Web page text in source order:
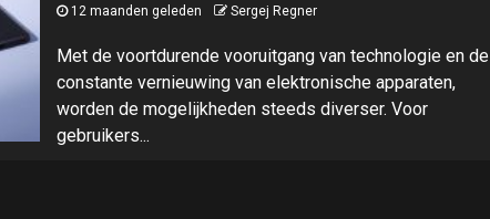
12 maanden geleden Sergej Regner
Met de voortdurende vooruitgang van technologie en de
constante vernieuwing van elektronische apparaten,
worden de mogelijkheden steeds diverser. Voor
gebruikers...